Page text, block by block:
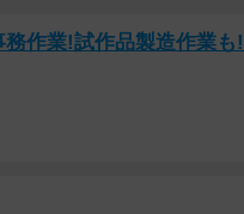
作業!試作品製造作業も